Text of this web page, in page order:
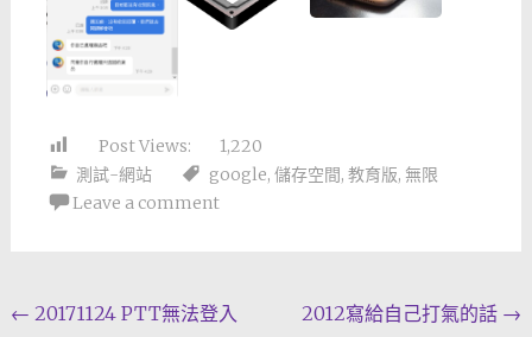
Post Views:
1,220
測試-網站
google, 儲存空間, 教育版, 無限
Leave a comment
Post
← 20171124 PTT無法登入 2012寫給自己打氣的話 →